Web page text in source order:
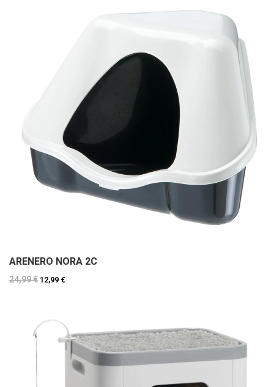
ARENERO NORA 2C
24,99 € 12,99 €